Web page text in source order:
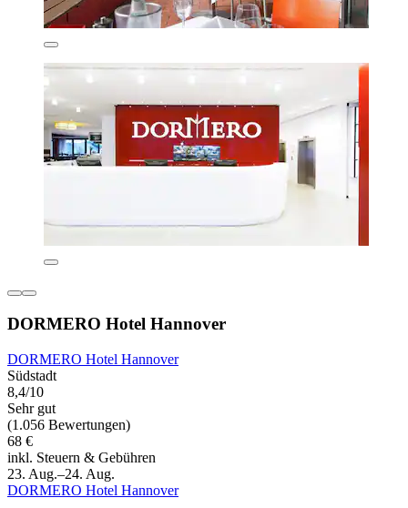
DORMERO Hotel Hannover
DORMERO Hotel Hannover
Südstadt
8,4/10
Sehr gut
(1.056 Bewertungen)
68 €
inkl. Steuern & Gebühren
23. Aug.–24. Aug.
DORMERO Hotel Hannover